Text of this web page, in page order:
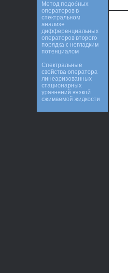
Метод подобных
операторов в
спектральном
анализе
дифференциальных
операторов второго
порядка с негладким
потенциалом
Спектральные
свойства оператора
линеаризованных
стационарных
уравнений вязкой
сжимаемой жидкости